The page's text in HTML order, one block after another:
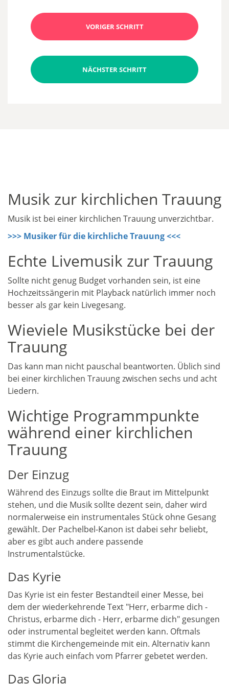
VORIGER SCHRITT
NÄCHSTER SCHRITT
Musik zur kirchlichen Trauung
Musik ist bei einer kirchlichen Trauung unverzichtbar.
>>> Musiker für die kirchliche Trauung <<<
Echte Livemusik zur Trauung
Sollte nicht genug Budget vorhanden sein, ist eine
Hochzeitssängerin mit Playback natürlich immer noch
besser als gar kein Livegesang.
Wieviele Musikstücke bei der
Trauung
Das kann man nicht pauschal beantworten. Üblich sind
bei einer kirchlichen Trauung zwischen sechs und acht
Liedern.
Wichtige Programmpunkte
während einer kirchlichen
Trauung
Der Einzug
Während des Einzugs sollte die Braut im Mittelpunkt
stehen, und die Musik sollte dezent sein, daher wird
normalerweise ein instrumentales Stück ohne Gesang
gewählt. Der Pachelbel-Kanon ist dabei sehr beliebt,
aber es gibt auch andere passende
Instrumentalstücke.
Das Kyrie
Das Kyrie ist ein fester Bestandteil einer Messe, bei
dem der wiederkehrende Text "Herr, erbarme dich -
Christus, erbarme dich - Herr, erbarme dich" gesungen
oder instrumental begleitet werden kann. Oftmals
stimmt die Kirchengemeinde mit ein. Alternativ kann
das Kyrie auch einfach vom Pfarrer gebetet werden.
Das Gloria